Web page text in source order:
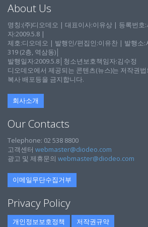
About Us
명칭:(주)디오데오 | 대표이사:이유상 | 등록번호
자:2009.5.8 |
제호:디오데오 | 발행인/편집인:이유찬 | 발행소:
319 (2층, 역삼동)│
발행일자:2009.5.8│청소년보호책임자:김수정
디오데오에서 제공되는 콘텐츠(뉴스)는 저작권
복사 배포등을 금지합니다.
회사소개
Our Contacts
Telephone: 02 538 8800
고객센터 webmaster@diodeo.com
광고 및 제휴문의 webmaster@diodeo.com
이메일무단수집거부
Privacy Policy
개인정보보호정책 저작권규약